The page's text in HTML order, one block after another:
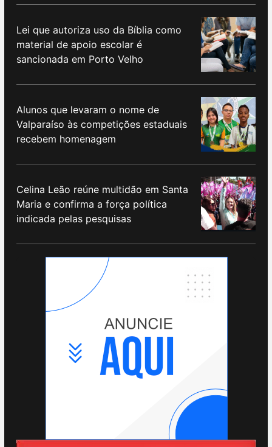
Lei que autoriza uso da Bíblia como
material de apoio escolar é
sancionada em Porto Velho
Alunos que levaram o nome de
Valparaíso às competições estaduais
recebem homenagem
Celina Leão reúne multidão em Santa
Maria e confirma a força política
indicada pelas pesquisas